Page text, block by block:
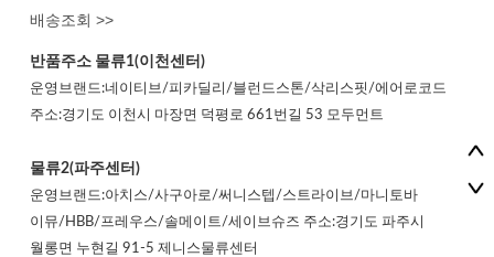
배송조회 >>
반품주소 물류1(이천센터)
운영브랜드:네이티브/피카딜리/블런드스톤/삭리스핏/에어로코드
주소:경기도 이천시 마장면 덕평로 661번길 53 모두먼트
물류2(파주센터)
운영브랜드:아치스/사구아로/써니스텝/스트라이브/마니토바
이뮤/HBB/프레우스/솔메이트/세이브슈즈 주소:경기도 파주시
월롱면 누현길 91-5 제니스물류센터